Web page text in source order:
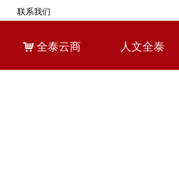
낙 全泰云商 人文全泰
联系我们